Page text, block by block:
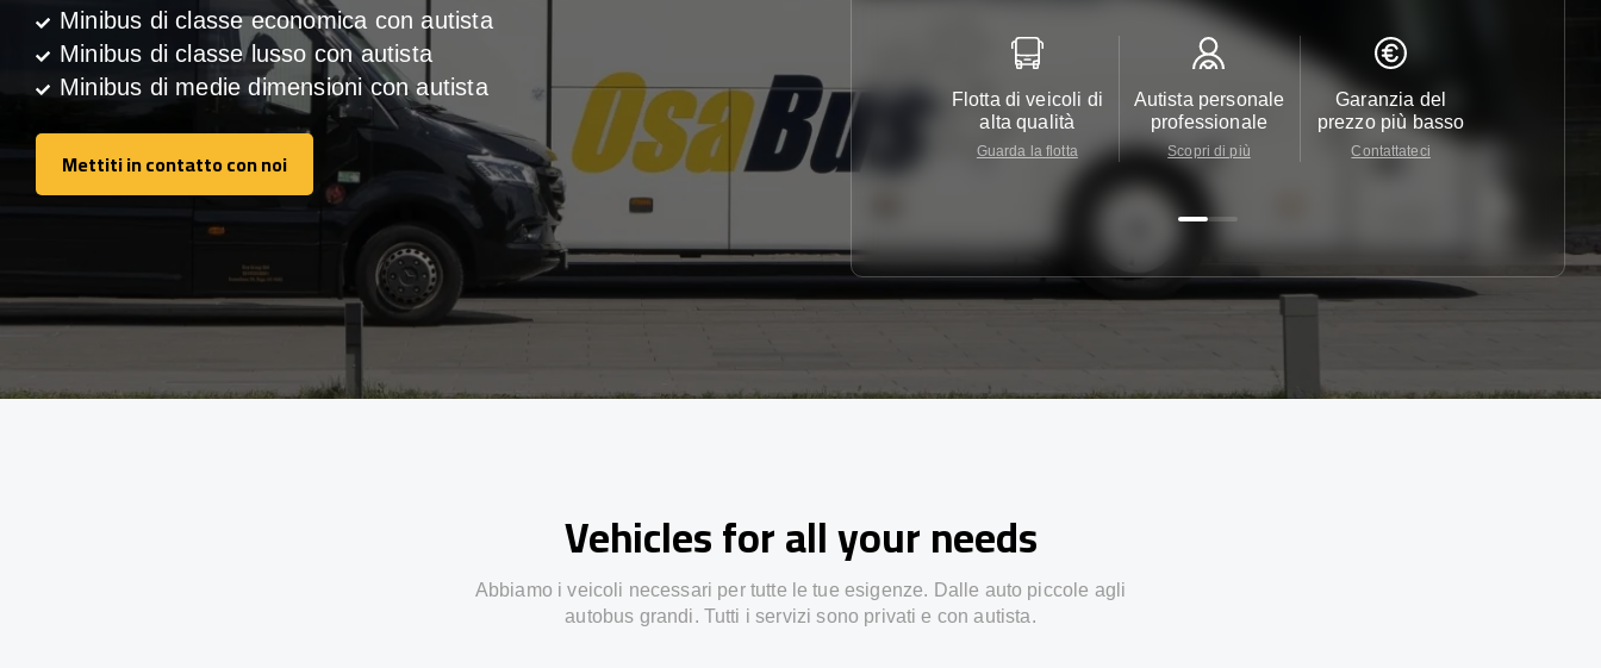
Minibus di classe economica con autista
Minibus di classe lusso con autista
Minibus di medie dimensioni con autista
Mettiti in contatto con noi
Mettiti in contatto con noi
Flotta di veicoli di
alta qualità
Guarda la flotta
Autista personale
professionale
Scopri di più
Garanzia del
prezzo più basso
Contattateci
Vehicles for all your needs
Abbiamo i veicoli necessari per tutte le tue esigenze. Dalle auto piccole agli
autobus grandi. Tutti i servizi sono privati e con autista.